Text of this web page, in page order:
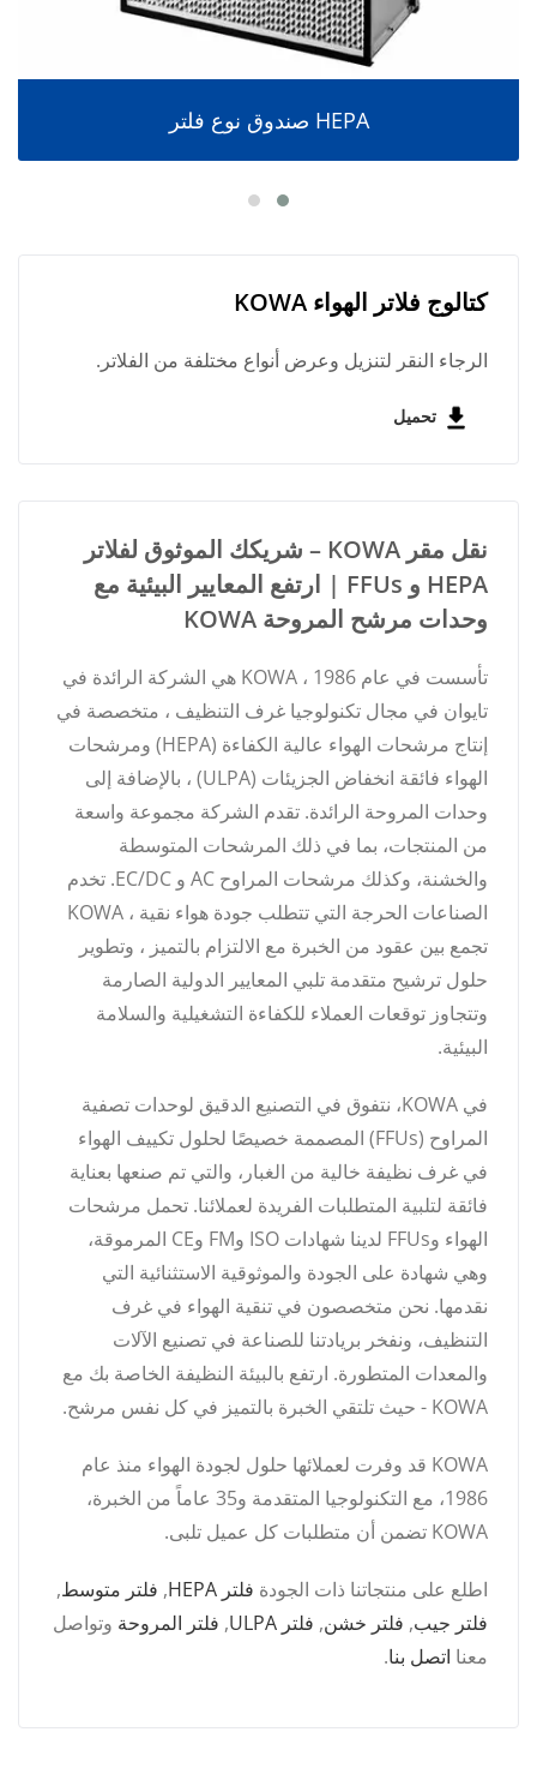
صندوق نوع فلتر HEPA
كتالوج فلاتر الهواء KOWA
الرجاء النقر لتنزيل وعرض أنواع مختلفة من الفلاتر.
تحميل
نقل مقر KOWA – شريكك الموثوق لفلاتر
HEPA و FFUs | ارتفع المعايير البيئية مع
وحدات مرشح المروحة KOWA
تأسست في عام 1986 ، KOWA هي الشركة الرائدة في
تايوان في مجال تكنولوجيا غرف التنظيف ، متخصصة في
إنتاج مرشحات الهواء عالية الكفاءة (HEPA) ومرشحات
الهواء فائقة انخفاض الجزيئات (ULPA) ، بالإضافة إلى
وحدات المروحة الرائدة. تقدم الشركة مجموعة واسعة
من المنتجات، بما في ذلك المرشحات المتوسطة
والخشنة، وكذلك مرشحات المراوح AC و EC/DC. تخدم
الصناعات الحرجة التي تتطلب جودة هواء نقية ، KOWA
تجمع بين عقود من الخبرة مع الالتزام بالتميز ، وتطوير
حلول ترشيح متقدمة تلبي المعايير الدولية الصارمة
وتتجاوز توقعات العملاء للكفاءة التشغيلية والسلامة
البيئية.
في KOWA، نتفوق في التصنيع الدقيق لوحدات تصفية
المراوح (FFUs) المصممة خصيصًا لحلول تكييف الهواء
في غرف نظيفة خالية من الغبار، والتي تم صنعها بعناية
فائقة لتلبية المتطلبات الفريدة لعملائنا. تحمل مرشحات
الهواء وFFUs لدينا شهادات ISO وFM وCE المرموقة،
وهي شهادة على الجودة والموثوقية الاستثنائية التي
نقدمها. نحن متخصصون في تنقية الهواء في غرف
التنظيف، ونفخر بريادتنا للصناعة في تصنيع الآلات
والمعدات المتطورة. ارتفع بالبيئة النظيفة الخاصة بك مع
KOWA - حيث تلتقي الخبرة بالتميز في كل نفس مرشح.
KOWA قد وفرت لعملائها حلول لجودة الهواء منذ عام
1986، مع التكنولوجيا المتقدمة و35 عاماً من الخبرة،
KOWA تضمن أن متطلبات كل عميل تلبى.
اطلع على منتجاتنا ذات الجودة فلتر HEPA , فلتر متوسط,
فلتر جيب, فلتر خشن, فلتر ULPA , فلتر المروحة وتواصل
معنا اتصل بنا.